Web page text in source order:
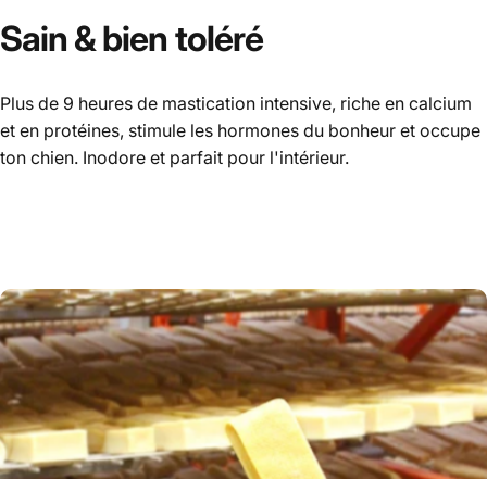
Sain &bien toléré
Plus de 9 heures de mastication intensive, riche en calcium
et en protéines, stimule les hormones du bonheur et occupe
ton chien. Inodore et parfait pour l'intérieur.